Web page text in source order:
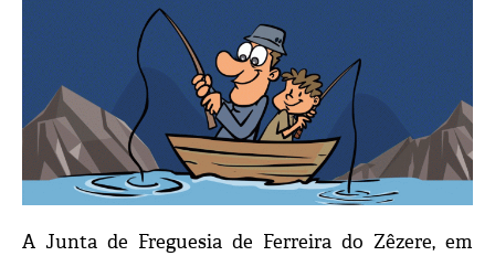
A Junta de Freguesia de Ferreira do Zêzere, em